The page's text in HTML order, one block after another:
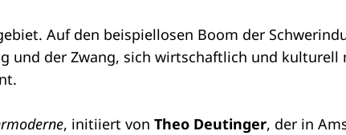
Auf den beispiellosen Boom der
und der Zwang, sich wirtschaftlich und kulturell
, initiiert von Theo Deutinger, der in